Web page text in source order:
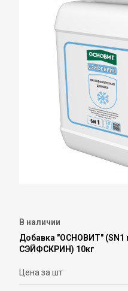
В наличии
Добавка "ОСНОВИТ" (SN1
СЭЙФСКРИН) 10кг
Цена за шт